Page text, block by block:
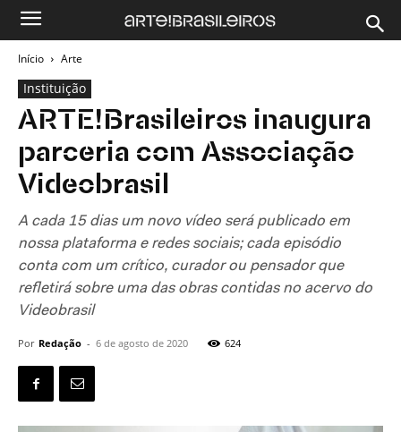
Início Arte
Instituição
ARTE!Brasileiros inaugura
parceria com Associação
Videobrasil
A cada 15 dias um novo vídeo será publicado em
nossa plataforma e redes sociais; cada episódio
conta com um crítico, curador ou pensador que
refletirá sobre uma das obras contidas no acervo do
Videobrasil
Por Redação - 6 de agosto de 2020 624